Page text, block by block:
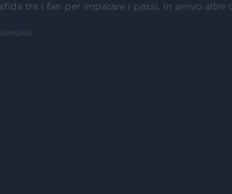
tra i fan per imparare i passi. In arrivo altre